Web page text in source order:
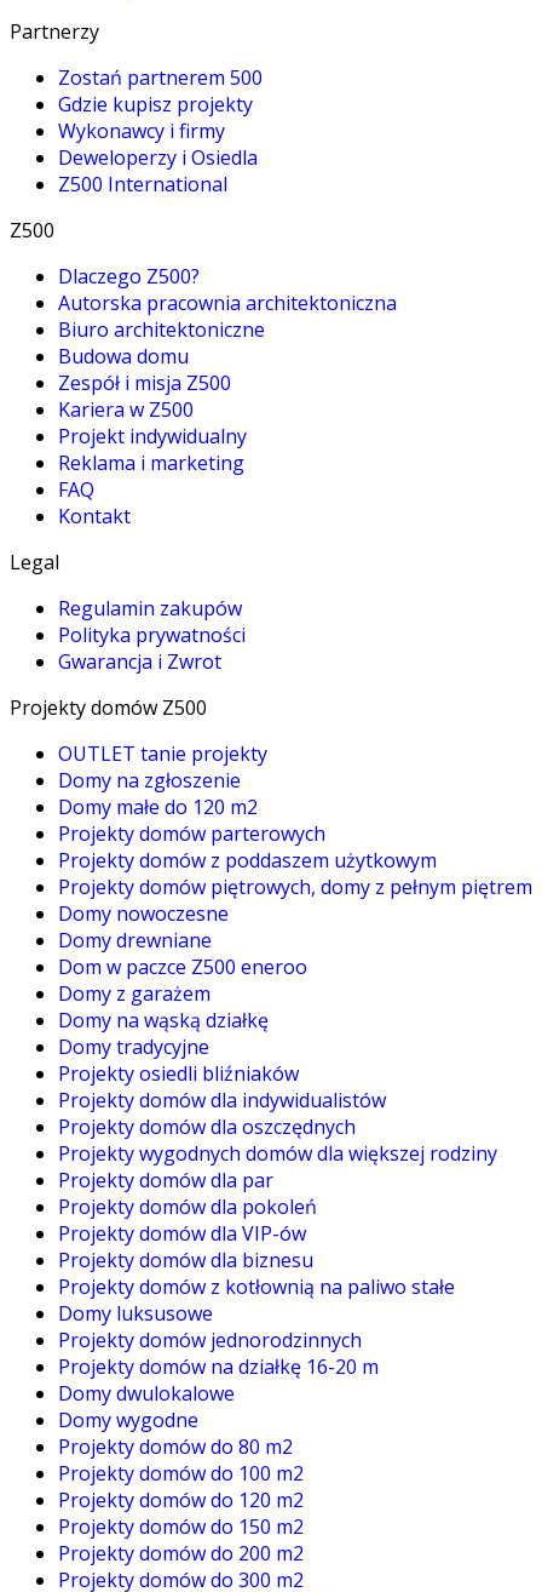
Partnerzy
Zostań partnerem 500
Gdzie kupisz projekty
Wykonawcy i firmy
Deweloperzy i Osiedla
Z500 International
Z500
Dlaczego Z500?
Autorska pracownia architektoniczna
Biuro architektoniczne
Budowa domu
Zespół i misja Z500
Kariera w Z500
Projekt indywidualny
Reklama i marketing
FAQ
Kontakt
Legal
Regulamin zakupów
Polityka prywatności
Gwarancja i Zwrot
Projekty domów Z500
OUTLET tanie projekty
Domy na zgłoszenie
Domy małe do 120 m2
Projekty domów parterowych
Projekty domów z poddaszem użytkowym
Projekty domów piętrowych, domy z pełnym piętrem
Domy nowoczesne
Domy drewniane
Dom w paczce Z500 eneroo
Domy z garażem
Domy na wąską działkę
Domy tradycyjne
Projekty osiedli bliźniaków
Projekty domów dla indywidualistów
Projekty domów dla oszczędnych
Projekty wygodnych domów dla większej rodziny
Projekty domów dla par
Projekty domów dla pokoleń
Projekty domów dla VIP-ów
Projekty domów dla biznesu
Projekty domów z kotłownią na paliwo stałe
Domy luksusowe
Projekty domów jednorodzinnych
Projekty domów na działkę 16-20 m
Domy dwulokalowe
Domy wygodne
Projekty domów do 80 m2
Projekty domów do 100 m2
Projekty domów do 120 m2
Projekty domów do 150 m2
Projekty domów do 200 m2
Projekty domów do 300 m2